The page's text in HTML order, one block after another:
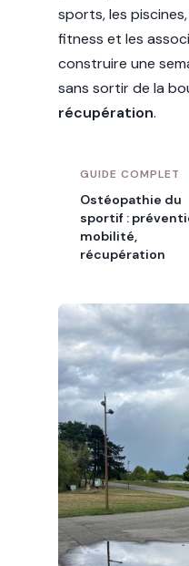
sports, les
fitness et les
construire une
sans sortir de la
récupération.
GUIDE COMPLET
Ostéopathie du
sportif :
mobilité,
récupération